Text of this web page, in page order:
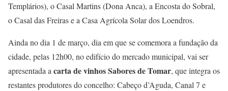
Templários), o Casal Martins (Dona Anca), a Encosta do Sobral,
o Casal das Freiras e a Casa Agrícola Solar dos Loendros.
Ainda no dia 1 de março, dia em que se comemora a fundação da
cidade, pelas 12h00, no edifício do mercado municipal, vai ser
apresentada acarta de vinhos Sabores de Tomar, que integra os
restantes produtores do concelho: Cabeço d’Aguda, Canal 7 e